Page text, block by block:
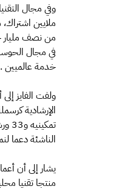
خدمة عالميين .
ولفت الفايز
الناشئة دعما